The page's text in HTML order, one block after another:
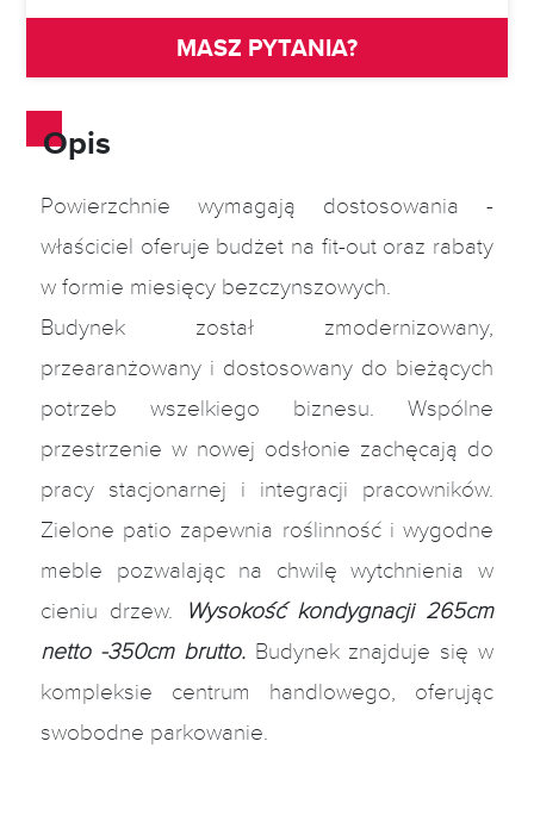
MASZ PYTANIA?
Opis
Powierzchnie wymagają dostosowania -
właściciel oferuje budżet na fit-out oraz rabaty
w formie miesięcy bezczynszowych.
Budynek został zmodernizowany,
przearanżowany i dostosowany do bieżących
potrzeb wszelkiego biznesu. Wspólne
przestrzenie w nowej odsłonie zachęcają do
pracy stacjonarnej i integracji pracowników.
Zielone patio zapewnia roślinność i wygodne
meble pozwalając na chwilę wytchnienia w
cieniu drzew. Wysokość kondygnacji 265cm
netto -350cm brutto. Budynek znajduje się w
kompleksie centrum handlowego, oferując
swobodne parkowanie.